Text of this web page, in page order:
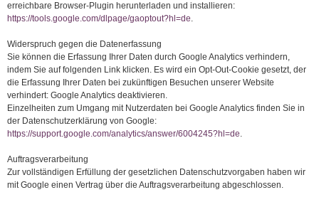
erreichbare Browser-Plugin herunterladen und installieren:
https://tools.google.com/dlpage/gaoptout?hl=de.
Widerspruch gegen die Datenerfassung
Sie können die Erfassung Ihrer Daten durch Google Analytics verhindern,
indem Sie auf folgenden Link klicken. Es wird ein Opt-Out-Cookie gesetzt, der
die Erfassung Ihrer Daten bei zukünftigen Besuchen unserer Website
verhindert: Google Analytics deaktivieren.
Einzelheiten zum Umgang mit Nutzerdaten bei Google Analytics finden Sie in
der Datenschutzerklärung von Google:
https://support.google.com/analytics/answer/6004245?hl=de.
Auftragsverarbeitung
Zur vollständigen Erfüllung der gesetzlichen Datenschutzvorgaben haben wir
mit Google einen Vertrag über die Auftragsverarbeitung abgeschlossen.